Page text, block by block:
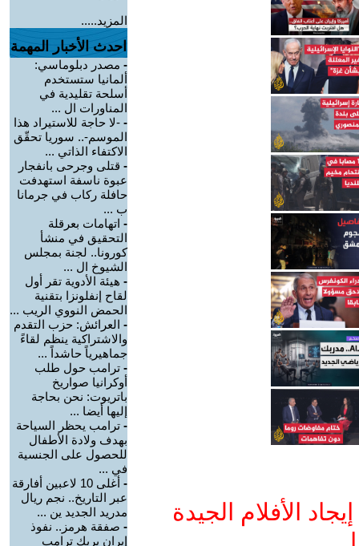
الأفلام الجيدة
المزيد.....
احدث الأخبار المهمة
- مصدر دبلوماسي:
ألمانيا ستستخدم
أسلحة تقليدية في
المناورات ال ...
- -لا حاجة للاستيراد هذا
الموسم-.. سوريا تحقّق
الاكتفاء الذاتي ...
- قتلى وجرحى بانفجار
عبوة ناسفة استهدفت
حافلة ركاب في جرمانا
ب ...
- اتهامات بعرقلة
التحقيق في منشأ
كورونا.. لجنة بمجلس
الشيوخ ال ...
- هيئة الأدوية تقر أول
لقاح إنفلونزا بتقنية
الحمض النووي الريب ...
- العرائش: حزب التقدم
والاشتراكية ينظم لقاءً
جماهيرياً حاشداً ...
- ترامب حول طلب
أوكرانيا صواريخ
باتريوت: نحن بحاجة
إليها أيضا ...
- ترامب يحظر السياحة
بهدف ولادة الأطفال
للحصول على الجنسية
في ...
-
أغلى 10 لاعبين أفارقة
عبر التاريخ.. نجم ريال
مدريد الجديد ين ...
- صفقة هرمز.. نفوذ
إيران يربك ترامب